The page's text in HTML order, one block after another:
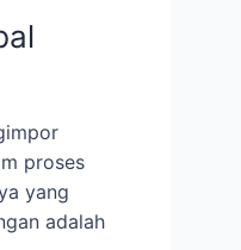
proses
yang
adalah